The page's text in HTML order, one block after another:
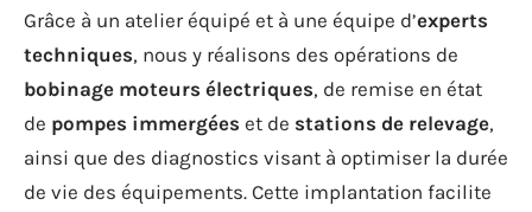
Grâce à un atelier équipé et à une équipe d’experts
techniques, nous y réalisons des opérations de
bobinage moteurs électriques, de remise en état
de pompes immergées et de stations de relevage,
ainsi que des diagnostics visant à optimiser la durée
de vie des équipements. Cette implantation facilite